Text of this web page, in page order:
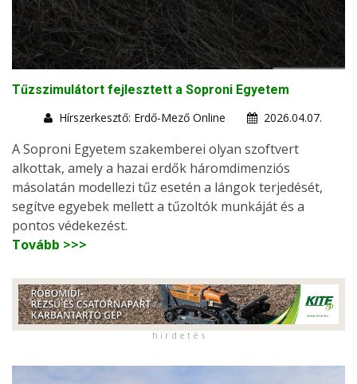
Tűzszimulátort fejlesztett a Soproni Egyetem
Hírszerkesztő: Erdő-Mező Online
2026.04.07.
A Soproni Egyetem szakemberei olyan szoftvert
alkottak, amely a hazai erdők háromdimenziós
másolatán modellezi tűz esetén a lángok terjedését,
segítve egyebek mellett a tűzoltók munkáját és a
pontos védekezést.
Tovább >>>
h i r d e t é s